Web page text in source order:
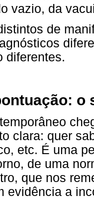
vazio, da
de
diferentes.
o
clara: quer
etc. É uma
de uma
que nos
evidência a